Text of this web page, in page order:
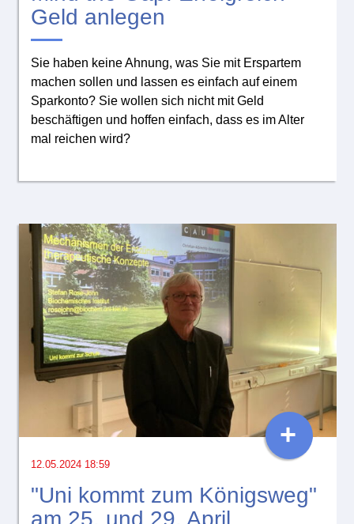
Geld anlegen
Sie haben keine Ahnung, was Sie mit Erspartem
machen sollen und lassen es einfach auf einem
Sparkonto? Sie wollen sich nicht mit Geld
beschäftigen und hoffen einfach, dass es im Alter
mal reichen wird?
12.05.2024 18:59
"Uni kommt zum Königsweg"
+